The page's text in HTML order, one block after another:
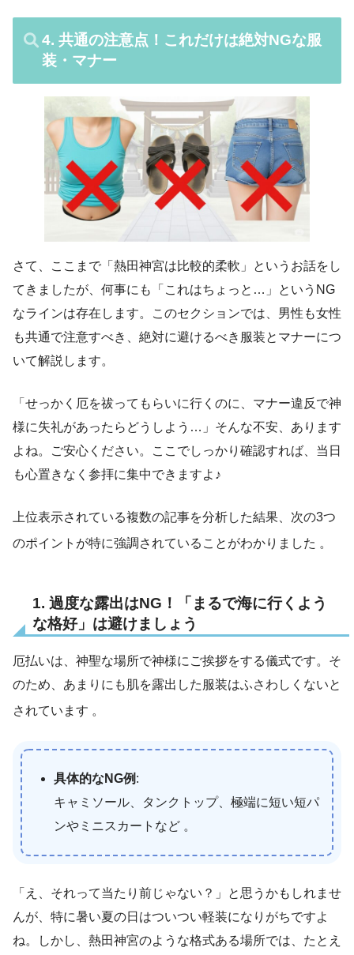
4. 共通の注意点！これだけは絶対NGな服
装・マナー
さて、ここまで「熱田神宮は比較的柔軟」というお話をし
てきましたが、何事にも「これはちょっと…」というNG
なラインは存在します。このセクションでは、男性も女性
も共通で注意すべき、絶対に避けるべき服装とマナーにつ
いて解説します。
「せっかく厄を祓ってもらいに行くのに、マナー違反で神
様に失礼があったらどうしよう…」そんな不安、あります
よね。ご安心ください。ここでしっかり確認すれば、当日
も心置きなく参拝に集中できますよ♪
上位表示されている複数の記事を分析した結果、次の3つ
のポイントが特に強調されていることがわかりました 。
1. 過度な露出はNG！「まるで海に行くよう
な格好」は避けましょう
厄払いは、神聖な場所で神様にご挨拶をする儀式です。そ
のため、あまりにも肌を露出した服装はふさわしくないと
されています 。
具体的なNG例 :
キャミソール、タンクトップ、極端に短い短パ
ンやミニスカートなど 。
「え、それって当たり前じゃない？」と思うかもしれませ
んが、特に暑い夏の日はついつい軽装になりがちですよ
ね。しかし、熱田神宮のような格式ある場所では、たとえ